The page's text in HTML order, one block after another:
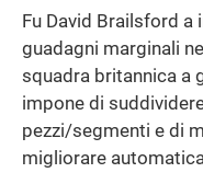
Fu David Brailsford a
guadagni marginali
squadra britannica a
impone di
pezzi/segmenti e di
migliorare